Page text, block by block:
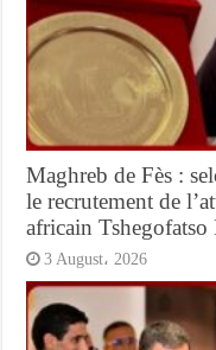
Maghreb de Fès :
le recrutement de
africain Tshegofatso
3 August، 2026